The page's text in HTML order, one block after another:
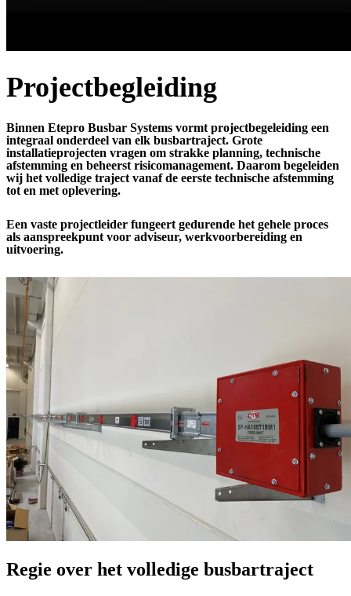
Projectbegleiding
Binnen Etepro Busbar Systems vormt projectbegeleiding een
integraal onderdeel van elk busbartraject. Grote
installatieprojecten vragen om strakke planning, technische
afstemming en beheerst risicomanagement. Daarom begeleiden
wij het volledige traject vanaf de eerste technische afstemming
tot en met oplevering.
Een vaste projectleider fungeert gedurende het gehele proces
als aanspreekpunt voor adviseur, werkvoorbereiding en
uitvoering.
Regie over het volledige busbartraject